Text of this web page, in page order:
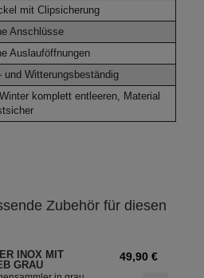
mit Clipsicherung
Anschlüsse
Auslauföffnungen
und Witterungsbeständig
komplett entleeren, Material
Zubehör für diesen
INOX MIT
GRAU
49,90 €